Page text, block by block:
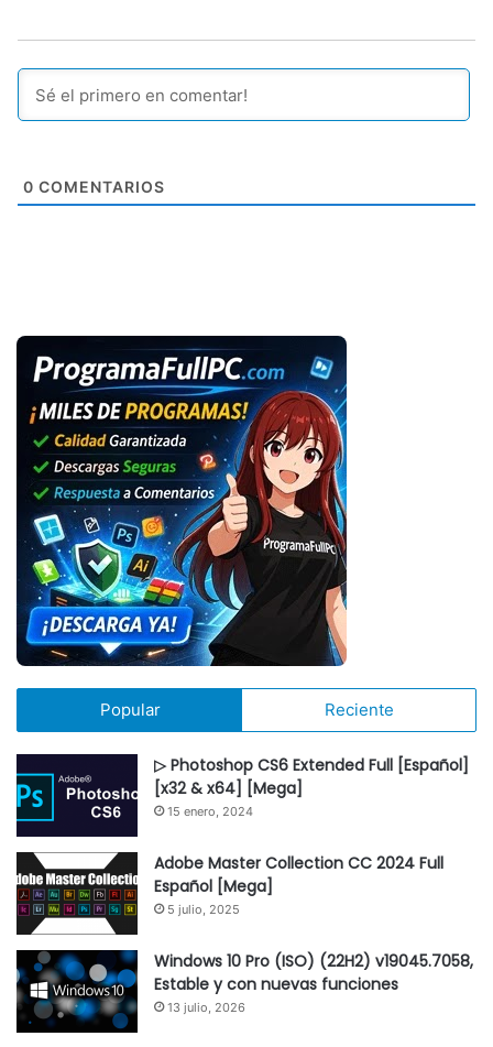
0 COMENTARIOS
Popular Reciente
▷ Photoshop CS6 Extended Full [Español]
[x32 & x64] [Mega]
15 enero, 2024
Adobe Master Collection CC 2024 Full
Español [Mega]
5 julio, 2025
Windows 10 Pro (ISO) (22H2) v19045.7058,
Estable y con nuevas funciones
13 julio, 2026